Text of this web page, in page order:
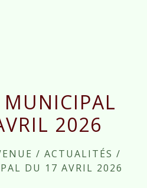
MUNICIPAL
2026
/ ACTUALITÉS /
DU 17 AVRIL 2026